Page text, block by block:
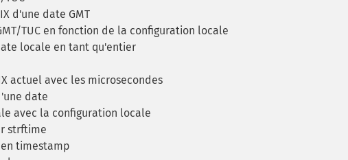
d'une date GMT
TUC en fonction de la configuration locale
locale en tant qu'entier
actuel avec les microsecondes
date
avec la configuration locale
strftime
timestamp